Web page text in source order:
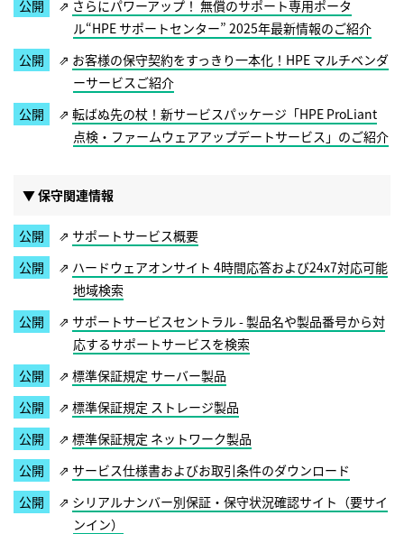
さらにパワーアップ！ 無償のサポート専用ポータ
ル“HPE サポートセンター” 2025年最新情報のご紹介
お客様の保守契約をすっきり一本化！HPE マルチベンダ
ーサービスご紹介
転ばぬ先の杖！新サービスパッケージ「HPE ProLiant
点検・ファームウェアアップデートサービス」のご紹介
▼ 保守関連情報
サポートサービス概要
ハードウェアオンサイト 4時間応答および24x7対応可能
地域検索
サポートサービスセントラル - 製品名や製品番号から対
応するサポートサービスを検索
標準保証規定 サーバー製品
標準保証規定 ストレージ製品
標準保証規定 ネットワーク製品
サービス仕様書およびお取引条件のダウンロード
シリアルナンバー別保証・保守状況確認サイト（要サイ
ンイン）